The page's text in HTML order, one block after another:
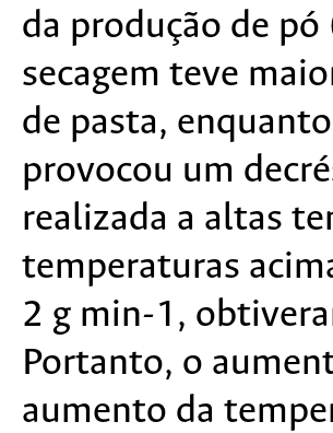
da produção de pó
secagem teve
de pasta,
provocou um
realizada a altas
temperaturas
2 g min-1,
Portanto, o
aumento da